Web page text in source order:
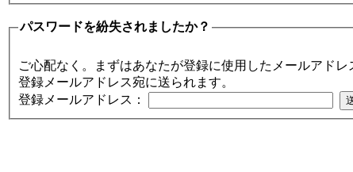
パスワードを紛失されましたか？
ご心配なく。まずはあなたが登録に使用したメールアド
登録メールアドレス宛に送られます。
登録メールアドレス：